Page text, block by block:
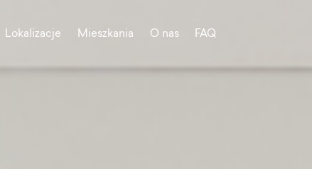
Lokalizacje Mieszkania O nas FAQ